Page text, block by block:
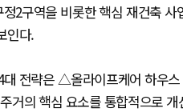
2구역을 비롯한 핵심 재건축
인다.
대 전략은 △올라이프케어 하
거의 핵심 요소를 통합적으로